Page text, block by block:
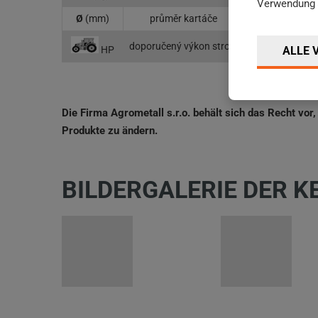
Ø (mm) průměr kartáče
HP doporučený výkon stroje
Die Firma Agrometall s.r.o. behält sich das Recht
Produkte zu ändern.
BILDERGALERIE DER
ALLE